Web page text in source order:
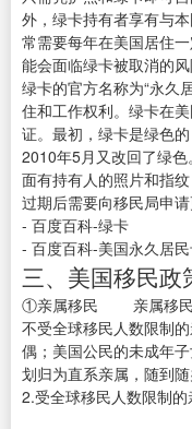
外，绿卡持有者享有与
常需要每年在美国居住
能会面临绿卡被取消的风
绿卡的官方名称为“永久
住和工作权利。绿卡在
证。最初，绿卡是绿色
2010年5月又改回了绿
面有持有人的照片和指
过期后需要向移民局申请
- 百度百科-绿卡
- 百度百科-美国永久居
三、美国移民政
①亲属移民 亲属移
不受全球移民人数限制
偶；美国公民的未成年
划归为直系亲属，随
2.受全球移民人数限制